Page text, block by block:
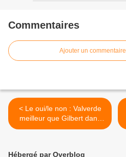
Commentaires
Ajouter un commentaire
< Le oui/le non : Valverde
meilleur que Gilbert dans
les classiques
Hébergé par Overblog